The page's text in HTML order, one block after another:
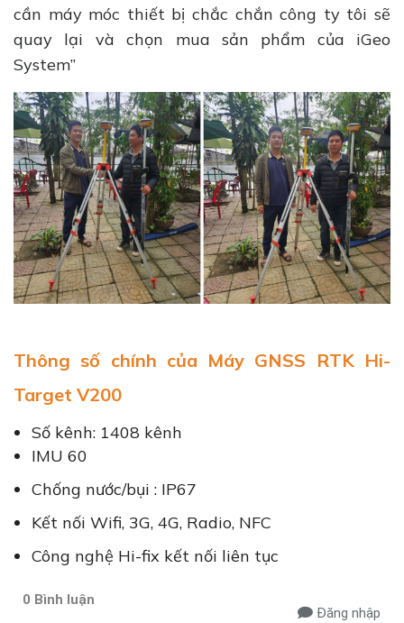
cần máy móc thiết bị chắc chắn công ty tôi sẽ
quay lại và chọn mua sản phẩm của iGeo
System”
Thông số chính của Máy GNSS RTK Hi-
Target V200
Số kênh: 1408 kênh
IMU 60
Chống nước/bụi : IP67
Kết nối Wifi, 3G, 4G, Radio, NFC
Công nghệ Hi-fix kết nối liên tục
0 Bình luận
Đăng nhập